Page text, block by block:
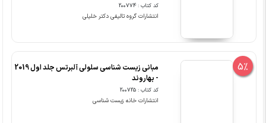
کد کتاب : 200774
انتشارات گروه تالیفی دکتر خلیلی
5%
مبانی زیست شناسی سلولی آلبرتس جلد اول 2019
- بهاروند
کد کتاب : 200725
انتشارات خانه زیست شناسی